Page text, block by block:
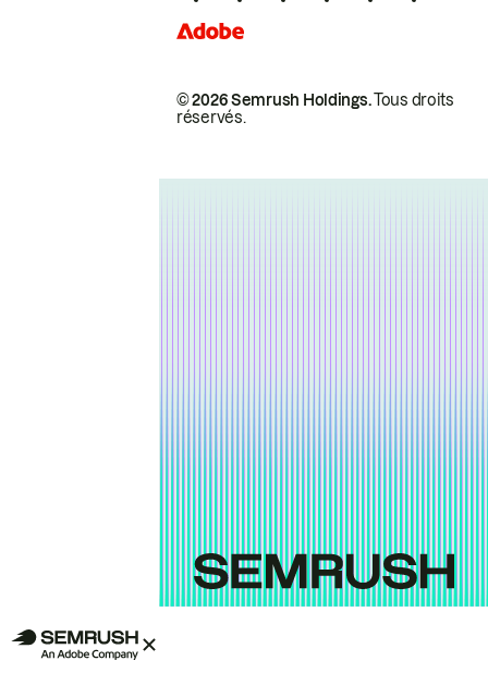
© 2026 Semrush Holdings.Tous droits
réservés.